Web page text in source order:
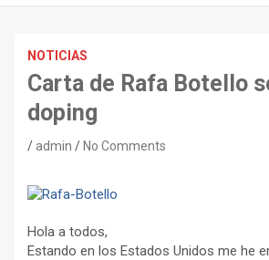
NOTICIAS
Carta de Rafa Botello
doping
admin No Comments
Hola a todos,
Estando en los Estados Unidos me he